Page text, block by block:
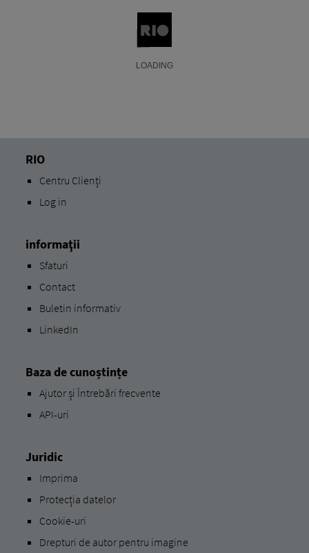
RIO
Centru Clienți
Log in
informaţii
Sfaturi
Contact
Buletin informativ
LinkedIn
Baza de cunoștințe
Ajutor și Întrebări frecvente
API-uri
Juridic
Imprima
Protecția datelor
Cookie-uri
Drepturi de autor pentru imagine